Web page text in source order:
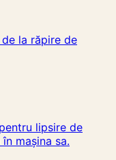
la răpire de
lipsire de
mașina sa.